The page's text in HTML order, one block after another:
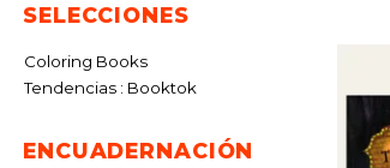
SELECCIONES
Coloring Books
Tendencias : Booktok
ENCUADERNACIÓN